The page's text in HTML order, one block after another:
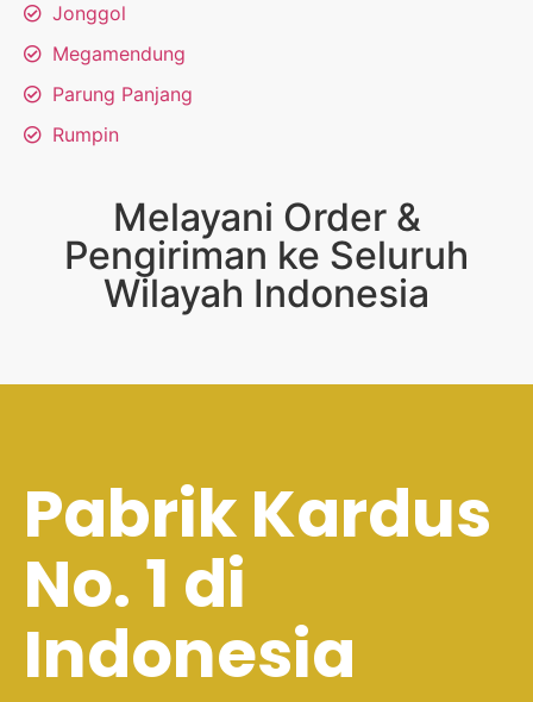
Jonggol
Megamendung
Parung Panjang
Rumpin
Melayani Order &
Pengiriman ke Seluruh
Wilayah Indonesia
Pabrik Kardus
No. 1 di
Indonesia